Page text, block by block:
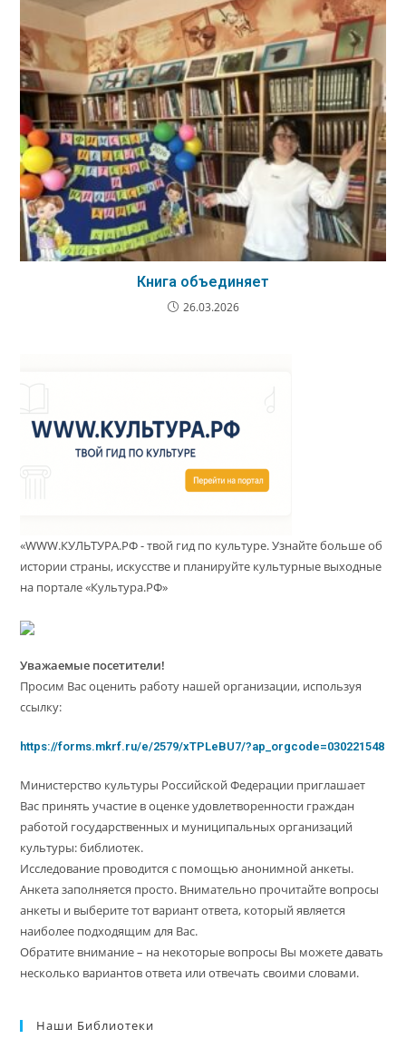
Книга объединяет
26.03.2026
«WWW.КУЛЬТУРА.РФ - твой гид по культуре. Узнайте больше об
истории страны, искусстве и планируйте культурные выходные
на портале «Культура.РФ»
Уважаемые посетители!
Просим Вас оценить работу нашей организации, используя
ссылку:
https://forms.mkrf.ru/e/2579/xTPLeBU7/?ap_orgcode=030221548
Министерство культуры Российской Федерации приглашает
Вас принять участие в оценке удовлетворенности граждан
работой государственных и муниципальных организаций
культуры: библиотек.
Исследование проводится с помощью анонимной анкеты.
Анкета заполняется просто. Внимательно прочитайте вопросы
анкеты и выберите тот вариант ответа, который является
наиболее подходящим для Вас.
Обратите внимание – на некоторые вопросы Вы можете давать
несколько вариантов ответа или отвечать своими словами.
Наши Библиотеки